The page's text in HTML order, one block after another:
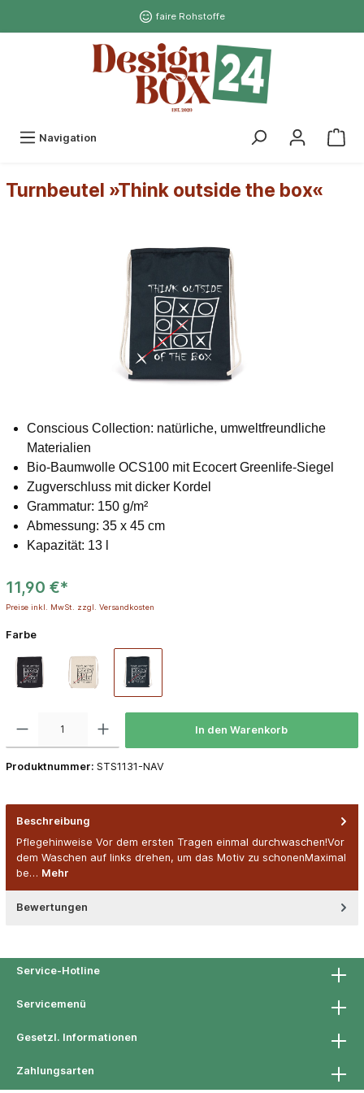
faire Rohstoffe
Navigation
Turnbeutel »Think outside the box«
Conscious Collection: natürliche, umweltfreundliche
Materialien
Bio-Baumwolle OCS100 mit Ecocert Greenlife-Siegel
Zugverschluss mit dicker Kordel
Grammatur: 150 g/m²
Abmessung: 35 x 45 cm
Kapazität: 13 l
11,90 €*
Preise inkl. MwSt. zzgl. Versandkosten
Farbe
In den Warenkorb
Produktnummer: STS1131-NAV
Beschreibung
Pflegehinweise Vor dem ersten Tragen einmal durchwaschen!Vor
dem Waschen auf links drehen, um das Motiv zu schonenMaximal
be… Mehr
Bewertungen
Service-Hotline
Servicemenü
Gesetzl. Informationen
Zahlungsarten